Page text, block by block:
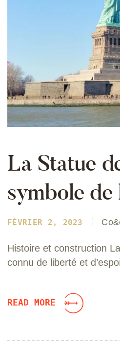
La Statue
symbole
FÉVRIER 2, 2023
Histoire et construction
connu de liberté et
READ MORE